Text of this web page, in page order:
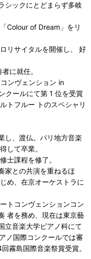
シックにとどまらず多岐
Colour of Dream」をリ
リサイタルを開催し、 好
に就任。
ンヴェンション in
クールにて第 1 位を受賞
トフルー トのスペシャリ
し、渡仏。パリ地方音楽
して卒業。
士課程を修了。
家との共演を重ねるほ
め、在京オーケストラに
トコンヴェンションコン
者を務め、現在は東京藝
立音楽大学ピアノ科にて
ノ国際コンクールでは審
霧島国際音楽祭賞受賞。